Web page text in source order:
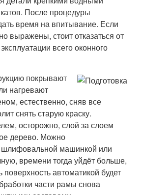
После процедуры
время на впитывание. Если
выражены, стоит отказаться от
всего оконного
покрывают
нагревают
естественно, сняв все
снять старую краску.
осторожно, слой за слоем
дерево. Можно
шлифовальной машинкой или
времени тогда уйдёт больше,
поверхность автоматикой будет
части рамы снова